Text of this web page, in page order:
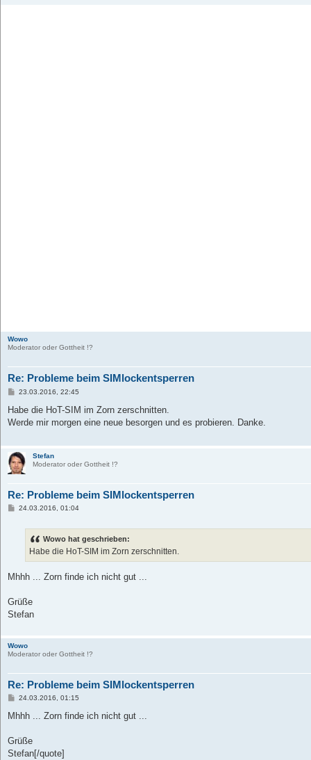
Wowo
Moderator oder Gottheit !?
Re: Probleme beim SIMlockentsperren
B
i
r
23.03.2016, 22:45
Habe die HoT-SIM im Zorn zerschnitten.
Werde mir morgen eine neue besorgen und es probieren. Danke.
Stefan
Moderator oder Gottheit !?
Re: Probleme beim SIMlockentsperren
B24.03.2016, 01:04
Wowo hat geschrieben:
Habe die HoT-SIM im Zorn zerschnitten.
Mhhh ... Zorn finde ich nicht gut ...
Grüße
Stefan
Wowo
Moderator oder Gottheit !?
Re: Probleme beim SIMlockentsperren
B
i
a
24.03.2016, 01:15
Mhhh ... Zorn finde ich nicht gut ...
Grüße
Stefan[/quote]